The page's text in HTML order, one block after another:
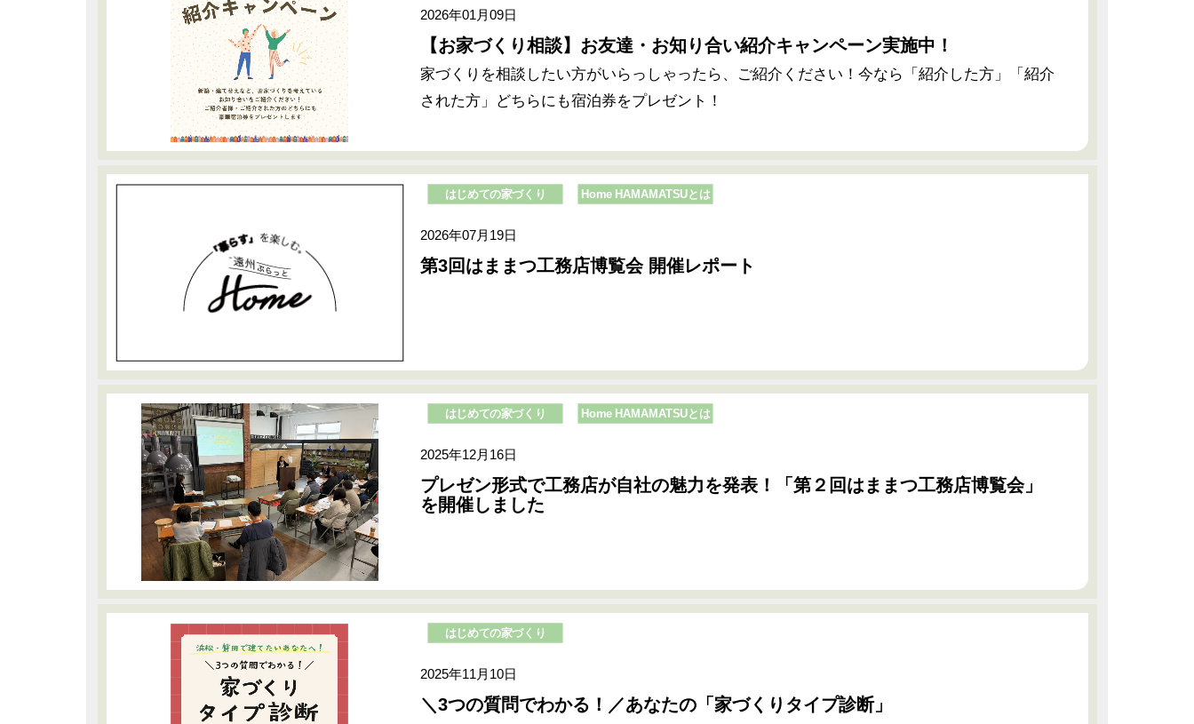
2026年01月09日
【お家づくり相談】お友達・お知り合い紹介キャンペーン実施中！
家づくりを相談したい方がいらっしゃったら、ご紹介ください！今なら「紹介した方」「紹介
された方」どちらにも宿泊券をプレゼント！
はじめての家づくり Home HAMAMATSUとは
2026年07月19日
第3回はままつ工務店博覧会 開催レポート
はじめての家づくり Home HAMAMATSUとは
2025年12月16日
プレゼン形式で工務店が自社の魅力を発表！「第２回はままつ工務店博覧会」
を開催しました
はじめての家づくり
2025年11月10日
＼3つの質問でわかる！／あなたの「家づくりタイプ診断」